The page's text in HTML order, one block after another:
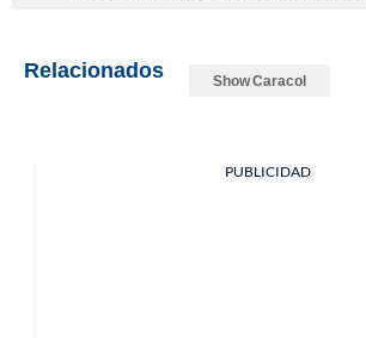
Relacionados Show Caracol
PUBLICIDAD